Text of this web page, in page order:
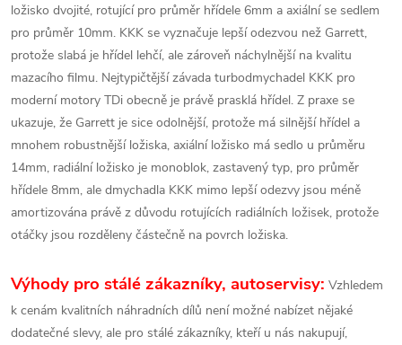
ložisko dvojité, rotující pro průměr hřídele 6mm a axiální se sedlem
pro průměr 10mm. KKK se vyznačuje lepší odezvou než Garrett,
protože slabá je hřídel lehčí, ale zároveň náchylnější na kvalitu
mazacího filmu. Nejtypičtější závada turbodmychadel KKK pro
moderní motory TDi obecně je právě prasklá hřídel. Z praxe se
ukazuje, že Garrett je sice odolnější, protože má silnější hřídel a
mnohem robustnější ložiska, axiální ložisko má sedlo u průměru
14mm, radiální ložisko je monoblok, zastavený typ, pro průměr
hřídele 8mm, ale dmychadla KKK mimo lepší odezvy jsou méně
amortizována právě z důvodu rotujících radiálních ložisek, protože
otáčky jsou rozděleny částečně na povrch ložiska.
Výhody pro stálé zákazníky, autoservisy: Vzhledem
k cenám kvalitních náhradních dílů není možné nabízet nějaké
dodatečné slevy, ale pro stálé zákazníky, kteří u nás nakupují,